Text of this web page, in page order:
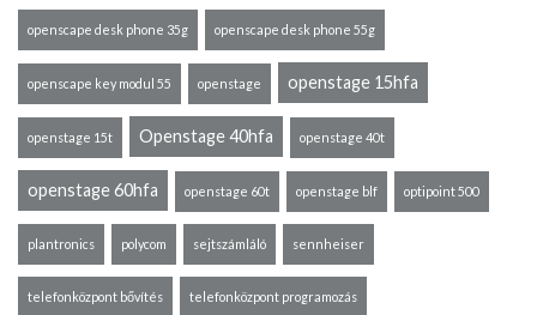
openscape desk phone 35g openscape desk phone 55g
openscape key modul 55 openstage openstage 15hfa
openstage 15t Openstage 40hfa openstage 40t
openstage 60hfa openstage 60t openstage blf optipoint 500
plantronics polycom sejtszámláló sennheiser
telefonközpont bővítés telefonközpont programozás